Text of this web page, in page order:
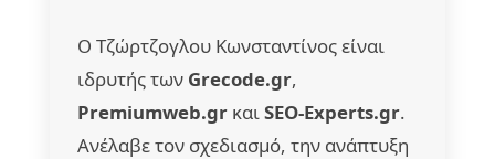
Ο Τζώρτζογλου Κωνσταντίνος είναι
ιδρυτής των Grecode.gr,
Premiumweb.grκαιSEO-Experts.gr.
Ανέλαβε τον σχεδιασμό, την ανάπτυξη